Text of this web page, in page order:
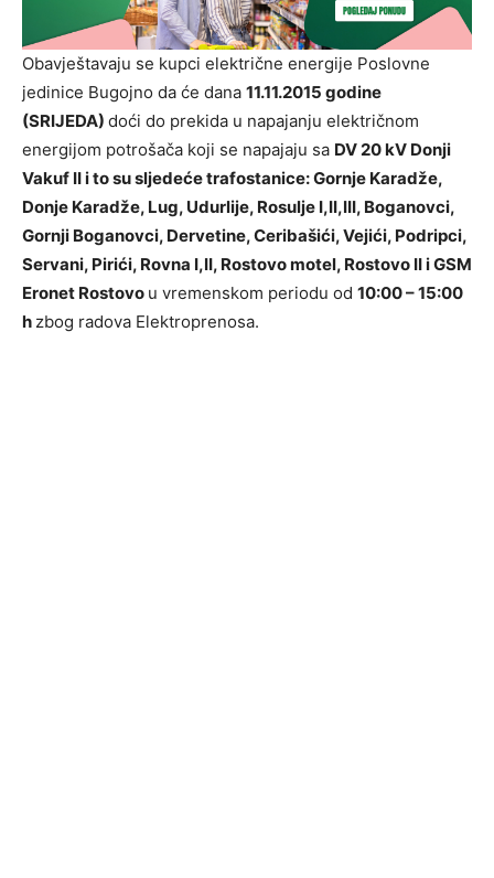
Obavještavaju se kupci električne energije Poslovne
jedinice Bugojno da će dana 11.11.2015 godine
(SRIJEDA) doći do prekida u napajanju električnom
energijom potrošača koji se napajaju sa DV 20 kV Donji
Vakuf II i to su sljedeće trafostanice: Gornje Karadže,
Donje Karadže, Lug, Udurlije, Rosulje I,II,III, Boganovci,
Gornji Boganovci, Dervetine, Ceribašići, Vejići, Podripci,
Servani, Pirići, Rovna I,II, Rostovo motel, Rostovo II i GSM
Eronet Rostovo u vremenskom periodu od 10:00 – 15:00
h zbog radova Elektroprenosa.